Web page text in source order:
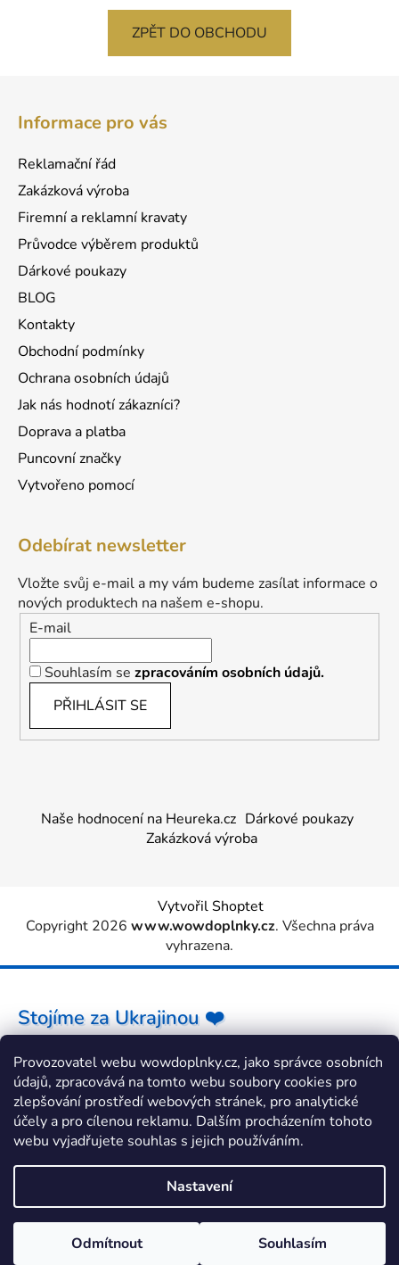
Provozovatel webu wowdoplnky.cz, jako správce osobních
údajů, zpracovává na tomto webu soubory cookies pro
zlepšování prostředí webových stránek, pro analytické
účely a pro cílenou reklamu. Dalším procházením tohoto
webu vyjadřujete souhlas s jejich používáním.
Nastavení
Odmítnout Souhlasím
ZPĚT DO OBCHODU
Informace pro vás
Reklamační řád
Zakázková výroba
Firemní a reklamní kravaty
Průvodce výběrem produktů
Dárkové poukazy
BLOG
Kontakty
Obchodní podmínky
Ochrana osobních údajů
Jak nás hodnotí zákazníci?
Doprava a platba
Puncovní značky
Vytvořeno pomocí
Odebírat newsletter
Vložte svůj e-mail a my vám budeme zasílat informace o
nových produktech na našem e-shopu.
E-mail
Souhlasím se zpracováním osobních údajů.
PŘIHLÁSIT SE
Naše hodnocení na Heureka.cz Dárkové poukazy
Zakázková výroba
Vytvořil Shoptet
Copyright 2026 www.wowdoplnky.cz. Všechna práva
vyhrazena.
Stojíme za Ukrajinou ❤️
Jak a čím pomoci »